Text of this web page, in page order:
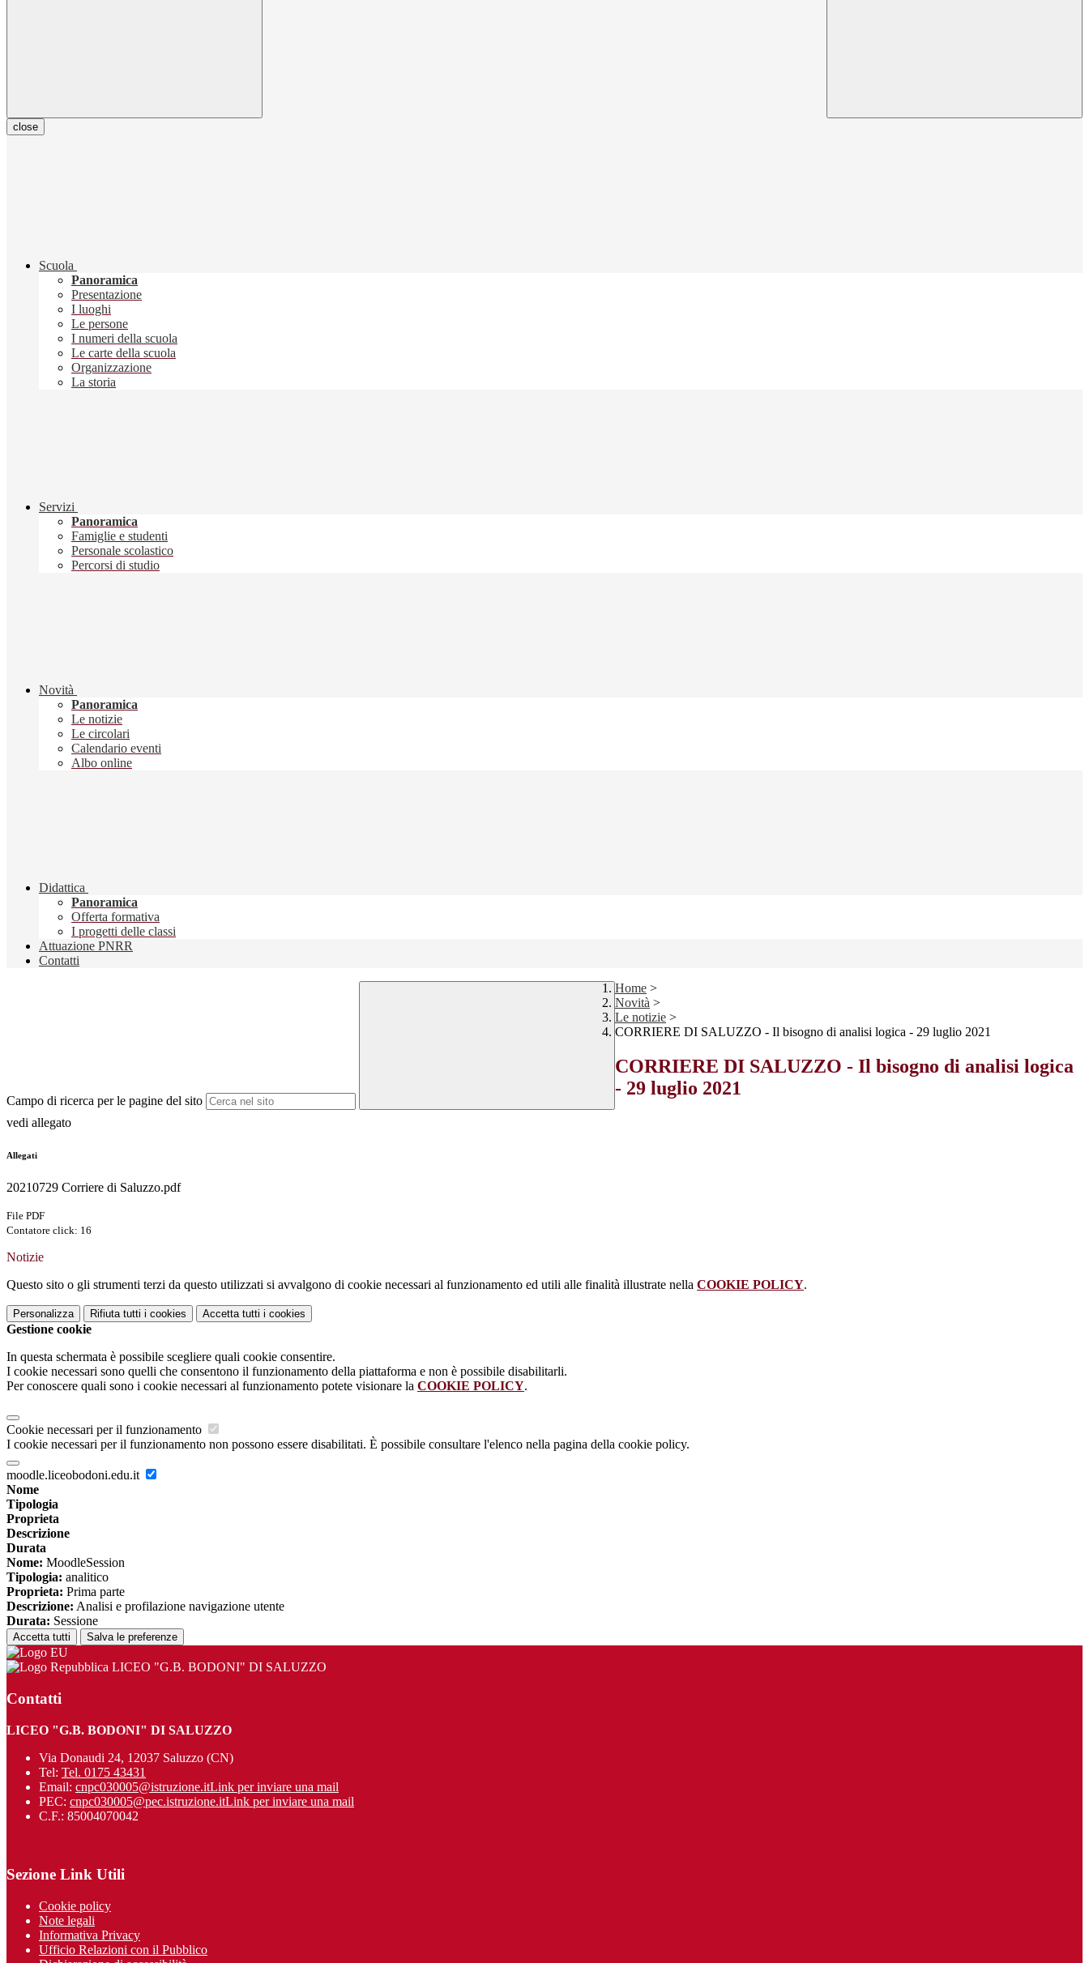
close
Scuola
Panoramica
Presentazione
I luoghi
Le persone
I numeri della scuola
Le carte della scuola
Organizzazione
La storia
Servizi
Panoramica
Famiglie e studenti
Personale scolastico
Percorsi di studio
Novità
Panoramica
Le notizie
Le circolari
Calendario eventi
Albo online
Didattica
Panoramica
Offerta formativa
I progetti delle classi
Attuazione PNRR
Contatti
Campo di ricerca per le pagine del sito
Home >
Novità >
Le notizie >
CORRIERE DI SALUZZO - Il bisogno di analisi logica - 29 luglio 2021
CORRIERE DI SALUZZO - Il bisogno di analisi logica
- 29 luglio 2021
vedi allegato
Allegati
20210729 Corriere di Saluzzo.pdf
File PDF
Contatore click: 16
Notizie
Questo sito o gli strumenti terzi da questo utilizzati si avvalgono di cookie necessari al funzionamento ed utili alle finalità illustrate nella COOKIE POLICY.
Personalizza Rifiuta tutti i cookies Accetta tutti i cookies
Gestione cookie
In questa schermata è possibile scegliere quali cookie consentire.
I cookie necessari sono quelli che consentono il funzionamento della piattaforma e non è possibile disabilitarli.
Per conoscere quali sono i cookie necessari al funzionamento potete visionare la COOKIE POLICY.
Cookie necessari per il funzionamento
I cookie necessari per il funzionamento non possono essere disabilitati. È possibile consultare l'elenco nella pagina della cookie policy.
moodle.liceobodoni.edu.it
Nome
Tipologia
Proprieta
Descrizione
Durata
Nome: MoodleSession
Tipologia: analitico
Proprieta: Prima parte
Descrizione: Analisi e profilazione navigazione utente
Durata: Sessione
Accetta tutti Salva le preferenze
LICEO "G.B. BODONI" DI SALUZZO
Contatti
LICEO "G.B. BODONI" DI SALUZZO
Via Donaudi 24, 12037 Saluzzo (CN)
Tel: Tel. 0175 43431
Email: cnpc030005@istruzione.itLink per inviare una mail
PEC: cnpc030005@pec.istruzione.itLink per inviare una mail
C.F.: 85004070042
Sezione Link Utili
Cookie policy
Note legali
Informativa Privacy
Ufficio Relazioni con il Pubblico